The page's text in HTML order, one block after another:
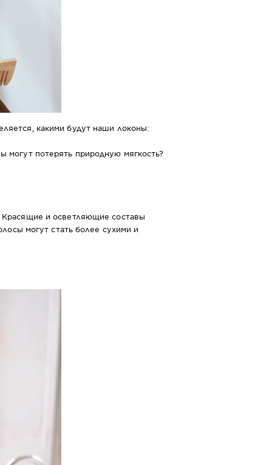
какими будут наши локоны:
могут потерять природную мягкость?
Красящие и осветляющие составы
могут стать более сухими и